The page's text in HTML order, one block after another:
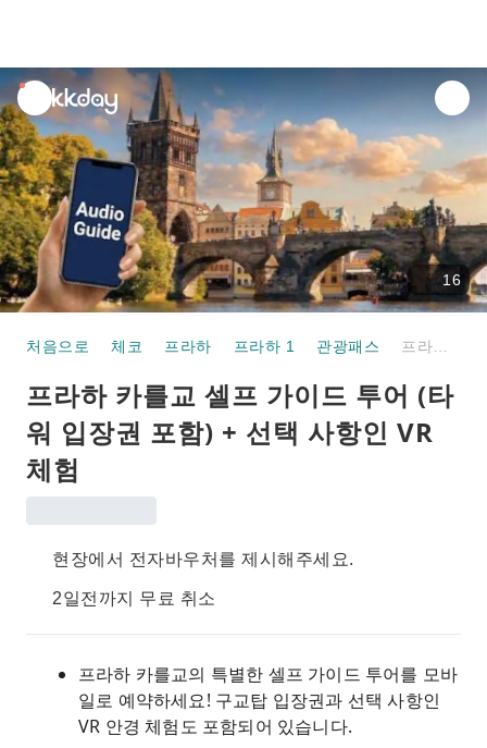
unread
notifications
16
처음으로 체코 프라하 프라하 1 관광패스
프라하 카를교 셀프 가이드 투어 (타
워 입장권 포함) + 선택 사항인 VR
체험
현장에서 전자바우처를 제시해주세요.
2일전까지 무료 취소
프라하 카를교의 특별한 셀프 가이드 투어를 모바
일로 예약하세요! 구교탑 입장권과 선택 사항인
VR 안경 체험도 포함되어 있습니다.